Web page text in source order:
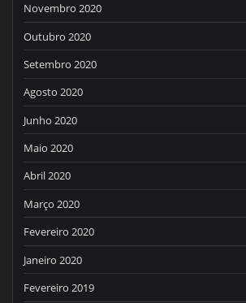
Novembro 2020
Outubro 2020
Setembro 2020
Agosto 2020
Junho 2020
Maio 2020
Abril 2020
Março 2020
Fevereiro 2020
Janeiro 2020
Fevereiro 2019